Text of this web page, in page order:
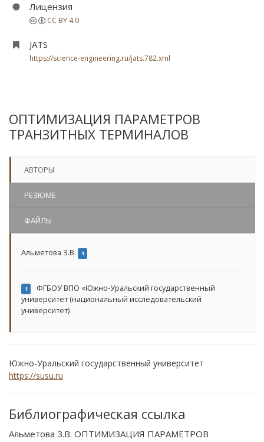
Лицензия
CC BY 4.0
JATS
https://science-engineering.ru/jats.782.xml
ОПТИМИЗАЦИЯ ПАРАМЕТРОВ
ТРАНЗИТНЫХ ТЕРМИНАЛОВ
АВТОРЫ
РЕЗЮМЕ
ФАЙЛЫ
Альметова З.В. 1
1
ФГБОУ ВПО «Южно-Уральский государственный
университет (национальный исследовательский
университет)
Южно-Уральский государственный университет
https://susu.ru
Библиографическая ссылка
Альметова З.В. ОПТИМИЗАЦИЯ ПАРАМЕТРОВ